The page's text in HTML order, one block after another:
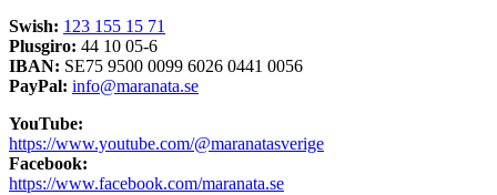
Swish: 123 155 15 71
Plusgiro: 44 10 05-6
IBAN: SE75 9500 0099 6026 0441 0056
PayPal: info@maranata.se
YouTube:
https://www.youtube.com/@maranatasverige
Facebook:
https://www.facebook.com/maranata.se